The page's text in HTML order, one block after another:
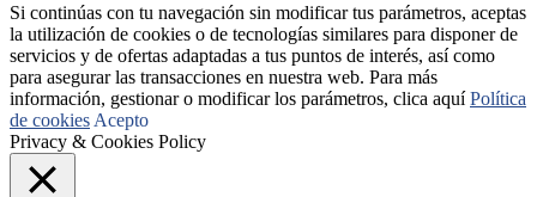
Si continúas con tu navegación sin modificar tus parámetros, aceptas
la utilización de cookies o de tecnologías similares para disponer de
servicios y de ofertas adaptadas a tus puntos de interés, así como
para asegurar las transacciones en nuestra web. Para más
información, gestionar o modificar los parámetros, clica aquíPolítica
de cookies Acepto
Privacy & Cookies Policy